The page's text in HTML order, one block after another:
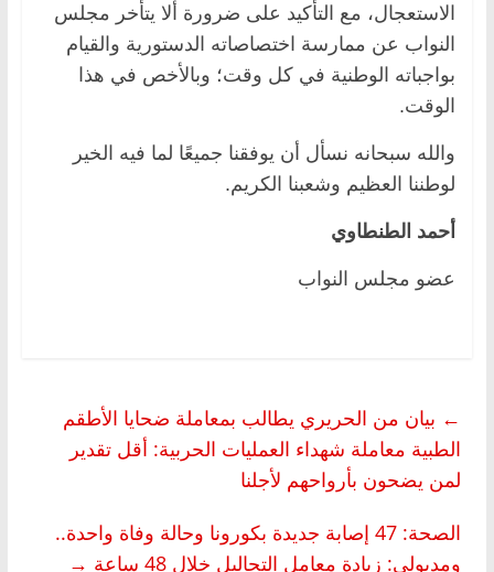
الاستعجال، مع التأكيد على ضرورة ألا يتأخر مجلس
النواب عن ممارسة اختصاصاته الدستورية والقيام
بواجباته الوطنية في كل وقت؛ وبالأخص في هذا
الوقت.
والله سبحانه نسأل أن يوفقنا جميعًا لما فيه الخير
لوطننا العظيم وشعبنا الكريم.
أحمد الطنطاوي
عضو مجلس النواب
← بيان من الحريري يطالب بمعاملة ضحايا الأطقم
الطبية معاملة شهداء العمليات الحربية: أقل تقدير
لمن يضحون بأرواحهم لأجلنا
الصحة: 47 إصابة جديدة بكورونا وحالة وفاة واحدة..
ومدبولى: زيادة معامل التحاليل خلال 48 ساعة
→